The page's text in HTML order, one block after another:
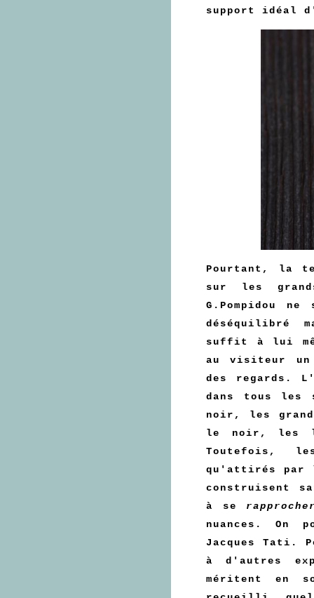
support idéal
Pourtant, la
sur les
G.Pompidou
déséquilibré
suffit à lui
au visiteur un
des regards.
dans tous les
noir, les
le noir, les
Toutefois,
qu'attirés
construisent
à se
nuances.
Jacques Tati.
à d'autres
méritent en